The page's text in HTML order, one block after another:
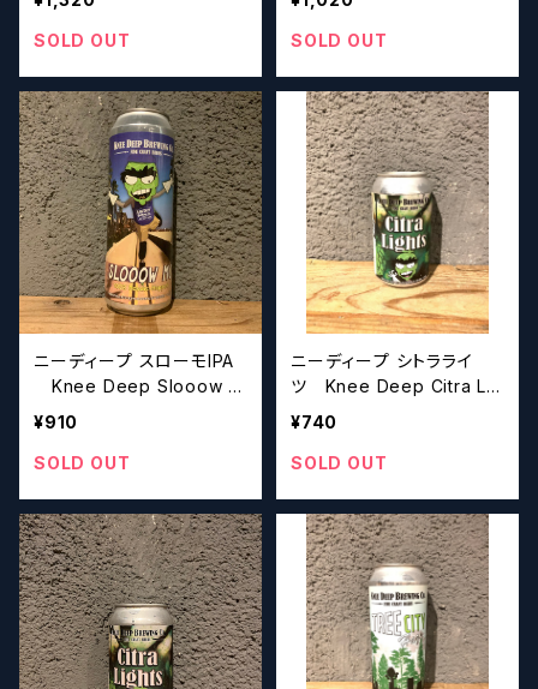
A【クラフトビールシザーズ】
SOLD OUT
ールシザーズ】
SOLD OUT
ニーディープ スローモIPA
Knee Deep Slooow M
o IPA【クラフトビールシザ
¥910
SOLD OUT
ニーディープ シトラライ
ツ Knee Deep Citra Lig
hts【クラフトビールシザー
¥740
SOLD OUT